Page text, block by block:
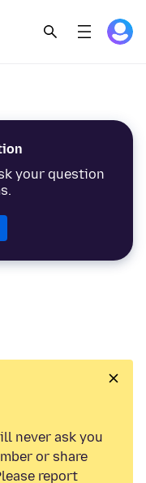
your question
never ask you
or share
report